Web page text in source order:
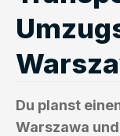
Du planst
Warszawa